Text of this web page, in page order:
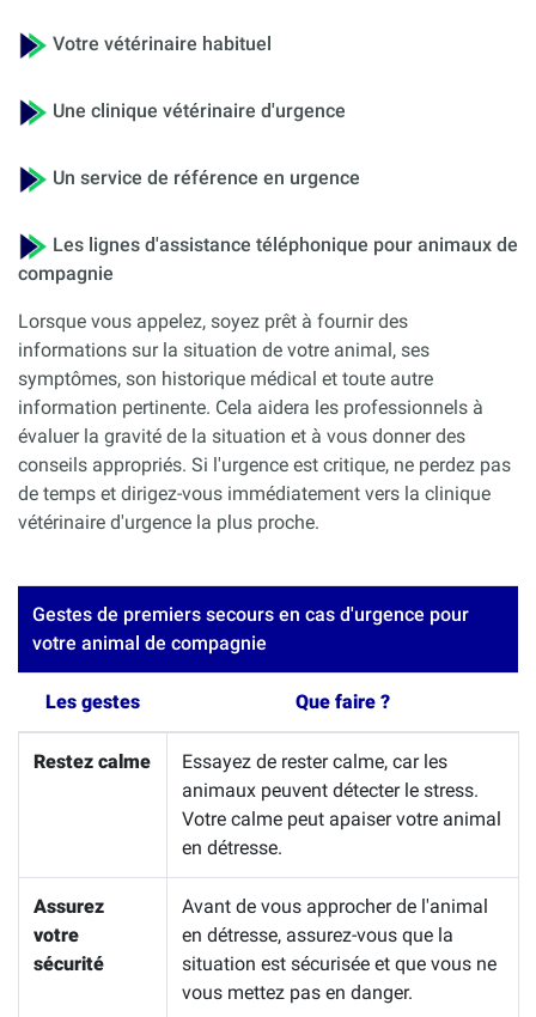
Votre vétérinaire habituel
Une clinique vétérinaire d'urgence
Un service de référence en urgence
Les lignes d'assistance téléphonique pour animaux de
compagnie
Lorsque vous appelez, soyez prêt à fournir des
informations sur la situation de votre animal, ses
symptômes, son historique médical et toute autre
information pertinente. Cela aidera les professionnels à
évaluer la gravité de la situation et à vous donner des
conseils appropriés. Si l'urgence est critique, ne perdez pas
de temps et dirigez-vous immédiatement vers la clinique
vétérinaire d'urgence la plus proche.
Gestes de premiers secours en cas d'urgence pour
votre animal de compagnie
Les gestes Que faire ?
Restez calme
Essayez de rester calme, car les
animaux peuvent détecter le stress.
Votre calme peut apaiser votre animal
en détresse.
Assurez
votre
sécurité
Avant de vous approcher de l'animal
en détresse, assurez-vous que la
situation est sécurisée et que vous ne
vous mettez pas en danger.